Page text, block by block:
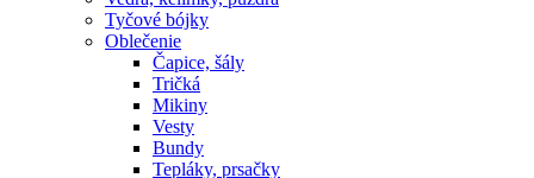
Tyčové bójky
Oblečenie
Čapice, šály
Tričká
Mikiny
Vesty
Bundy
Tepláky, prsačky